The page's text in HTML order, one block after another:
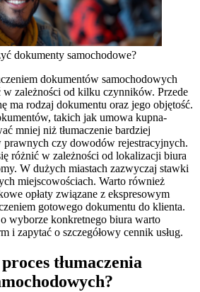
dokumenty samochodowe?
dokumentów samochodowych
w zależności od kilku czynników. Przede
ma rodzaj dokumentu oraz jego objętość.
takich jak umowa kupna-
mniej niż tłumaczenie bardziej
czy dowodów rejestracyjnych.
różnić w zależności od lokalizacji biura
W dużych miastach zazwyczaj stawki
miejscowościach. Warto również
opłaty związane z ekspresowym
gotowego dokumentu do klienta.
wyborze konkretnego biura warto
i zapytać o szczegółowy cennik usług.
tłumaczenia